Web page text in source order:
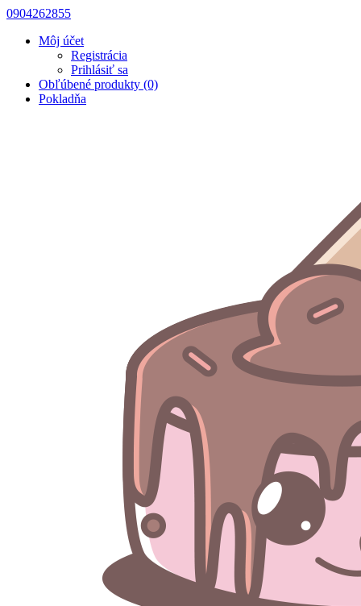
0904262855
Môj účet
Registrácia
Prihlásiť sa
Obľúbené produkty (0)
Pokladňa